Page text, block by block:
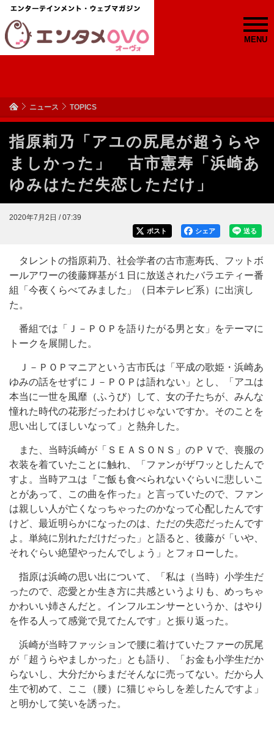
MENU
ニュース TOPICS
指原莉乃「アユの尻尾が超うらや
ましかった」 古市憲寿「浜崎あ
ゆみはただ失恋しただけ」
2020年7月2日 / 07:39
送る
シェア
ポスト
タレントの指原莉乃、社会学者の古市憲寿氏、フットボ
ールアワーの後藤輝基が１日に放送されたバラエティー番
組「今夜くらべてみました」（日本テレビ系）に出演し
た。
番組では「Ｊ－ＰＯＰを語りたがる男と女」をテーマに
トークを展開した。
Ｊ－ＰＯＰマニアという古市氏は「平成の歌姫・浜崎あ
ゆみの話をせずにＪ－ＰＯＰは語れない」とし、「アユは
本当に一世を風靡（ふうび）して、女の子たちが、みんな
憧れた時代の花形だったわけじゃないですか。そのことを
思い出してほしいなって」と熱弁した。
また、当時浜崎が「ＳＥＡＳＯＮＳ」のＰＶで、喪服の
衣装を着ていたことに触れ、「ファンがザワッとしたんで
すよ。当時アユは『ご飯も食べられないぐらいに悲しいこ
とがあって、この曲を作った』と言っていたので、ファン
は親しい人が亡くなっちゃったのかなって心配したんです
けど、最近明らかになったのは、ただの失恋だったんです
よ。単純に別れただけだった」と語ると、後藤が「いや、
それぐらい絶望やったんでしょう」とフォローした。
指原は浜崎の思い出について、「私は（当時）小学生だ
ったので、恋愛とか生き方に共感というよりも、めっちゃ
かわいい姉さんだと。インフルエンサーというか、はやり
を作る人って感覚で見てたんです」と振り返った。
浜崎が当時ファッションで腰に着けていたファーの尻尾
が「超うらやましかった」とも語り、「お金も小学生だか
らないし、大分だからまだそんなに売ってない。だから人
生で初めて、ここ（腰）に猫じゃらしを差したんですよ」
と明かして笑いを誘った。